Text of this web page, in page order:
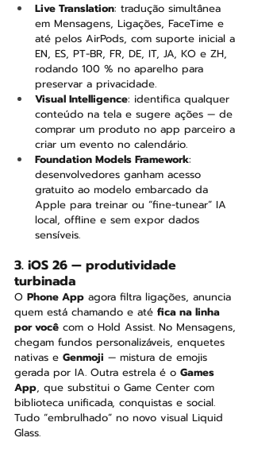
Live Translation: tradução simultânea
em Mensagens, Ligações, FaceTime e
até pelos AirPods, com suporte inicial a
EN, ES, PT-BR, FR, DE, IT, JA, KO e ZH,
rodando 100 % no aparelho para
preservar a privacidade.
Visual Intelligence: identifica qualquer
conteúdo na tela e sugere ações — de
comprar um produto no app parceiro a
criar um evento no calendário.
Foundation Models Framework:
desenvolvedores ganham acesso
gratuito ao modelo embarcado da
Apple para treinar ou “fine-tunear” IA
local, offline e sem expor dados
sensíveis.
3. iOS 26 — produtividade
turbinada
O Phone App agora filtra ligações, anuncia
quem está chamando e até fica na linha
por você com o Hold Assist. No Mensagens,
chegam fundos personalizáveis, enquetes
nativas e Genmoji — mistura de emojis
gerada por IA. Outra estrela é o Games
App, que substitui o Game Center com
biblioteca unificada, conquistas e social.
Tudo “embrulhado” no novo visual Liquid
Glass.